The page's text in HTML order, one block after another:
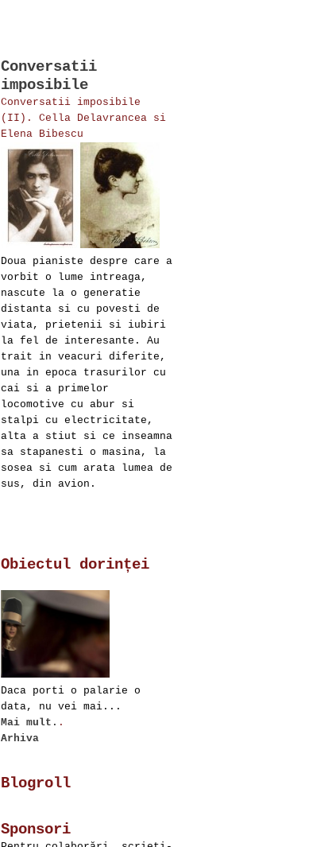
Conversatii
imposibile
Conversatii imposibile
(II). Cella Delavrancea si
Elena Bibescu
Doua pianiste despre care a
vorbit o lume intreaga,
nascute la o generatie
distanta si cu povesti de
viata, prietenii si iubiri
la fel de interesante. Au
trait in veacuri diferite,
una in epoca trasurilor cu
cai si a primelor
locomotive cu abur si
stalpi cu electricitate,
alta a stiut si ce inseamna
sa stapanesti o masina, la
sosea si cum arata lumea de
sus, din avion.
Obiectul dorinței
Daca porti o palarie o
data, nu vei mai...
Mai mult. .
Arhiva
Blogroll
Sponsori